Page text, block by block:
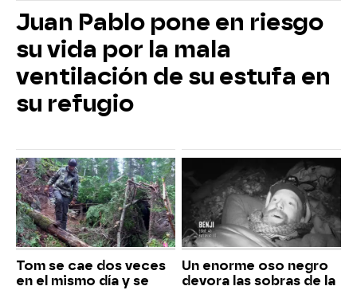
Juan Pablo pone en riesgo
su vida por la mala
ventilación de su estufa en
su refugio
Tom se cae dos veces
en el mismo día y se
Un enorme oso negro
devora las sobras de la